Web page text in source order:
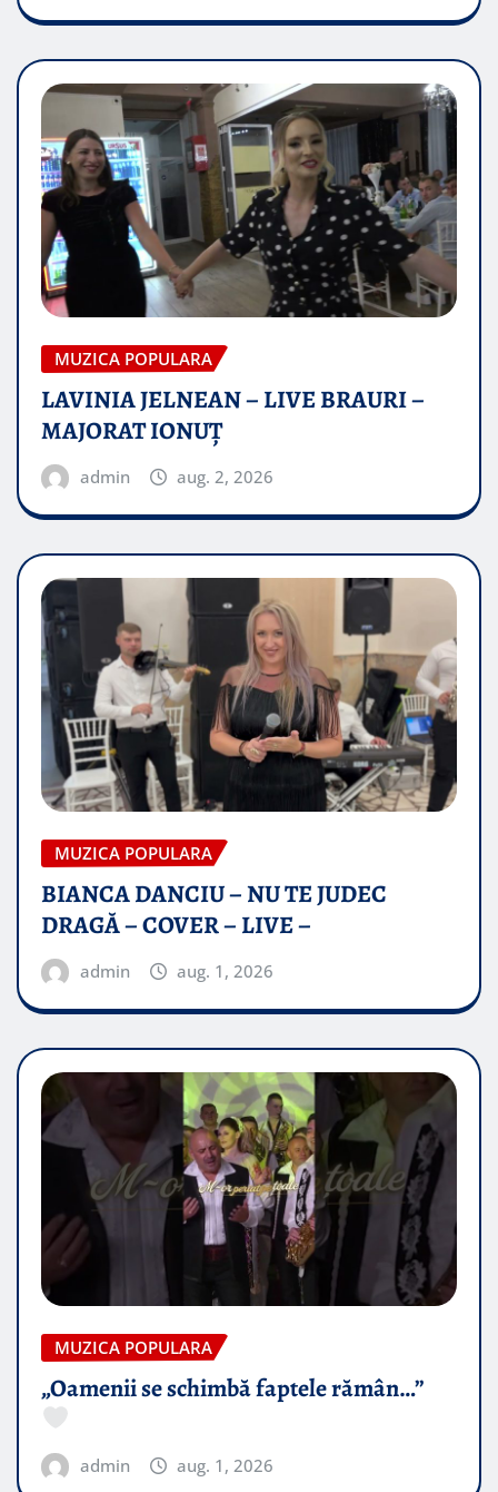
MUZICA POPULARA
LAVINIA JELNEAN – LIVE BRAURI –
MAJORAT IONUŢ
admin aug. 2, 2026
MUZICA POPULARA
BIANCA DANCIU – NU TE JUDEC
DRAGĂ – COVER – LIVE –
admin aug. 1, 2026
MUZICA POPULARA
„Oamenii se schimbă faptele rămân…”
admin aug. 1, 2026